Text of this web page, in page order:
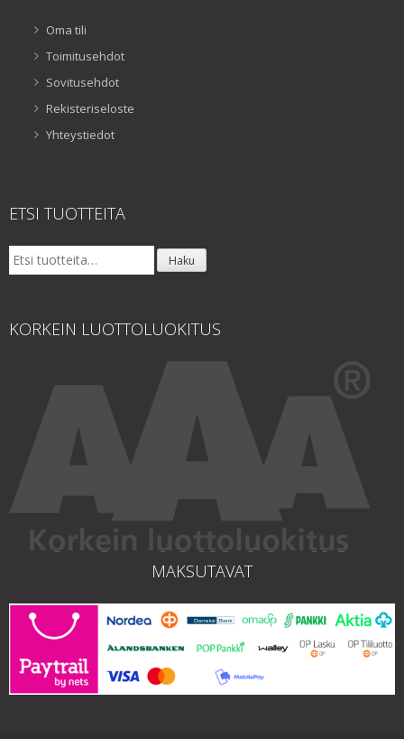
Oma tili
Toimitusehdot
Sovitusehdot
Rekisteriseloste
Yhteystiedot
ETSI TUOTTEITA
Etsi: Haku
KORKEIN LUOTTOLUOKITUS
MAKSUTAVAT